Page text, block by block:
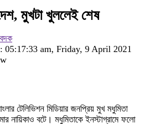
মুখটা খুললেই শেষ
05:17:33 am, Friday, 9 April 2021
টেলিভিশন মিডিয়ার জনপ্রিয় মুখ মধুমিতা
নায়িকাও বটে। মধুমিতাকে ইনস্টাগ্রামে ফলো